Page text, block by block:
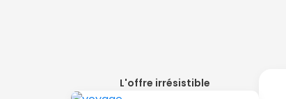
L'offre irrésistible